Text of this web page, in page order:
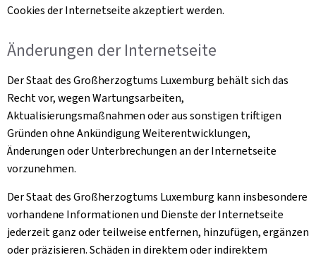
Cookiesder Internetseite akzeptiert werden.
Änderungen der Internetseite
Der Staat des Großherzogtums Luxemburg behält sich das
Recht vor, wegen Wartungsarbeiten,
Aktualisierungsmaßnahmen oder aus sonstigen triftigen
Gründen ohne Ankündigung Weiterentwicklungen,
Änderungen oder Unterbrechungen an der Internetseite
vorzunehmen.
Der Staat des Großherzogtums Luxemburg kann insbesondere
vorhandene Informationen und Dienste der Internetseite
jederzeit ganz oder teilweise entfernen, hinzufügen, ergänzen
oder präzisieren. Schäden in direktem oder indirektem